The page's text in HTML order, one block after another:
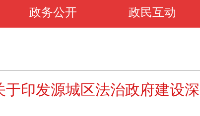
政务公开 政民互动
印发源城区法治政府建设